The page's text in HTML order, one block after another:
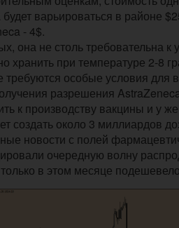
варьироваться в районе
- 4$.
она не столь требовательна к
хранить при температуре 2-8
требуются особые условия для
разрешения
к производству вакцины и у
создать около 3 миллиардов
новости с полей
очередную волну
в этом месяце